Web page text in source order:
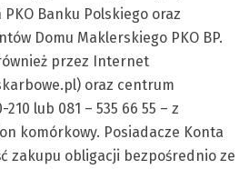
Banku Polskiego oraz
Domu Maklerskiego PKO BP.
przez Internet
oraz centrum
lub 081 – 535 66 55 – z
komórkowy. Posiadacze Konta
zakupu obligacji bezpośrednio ze